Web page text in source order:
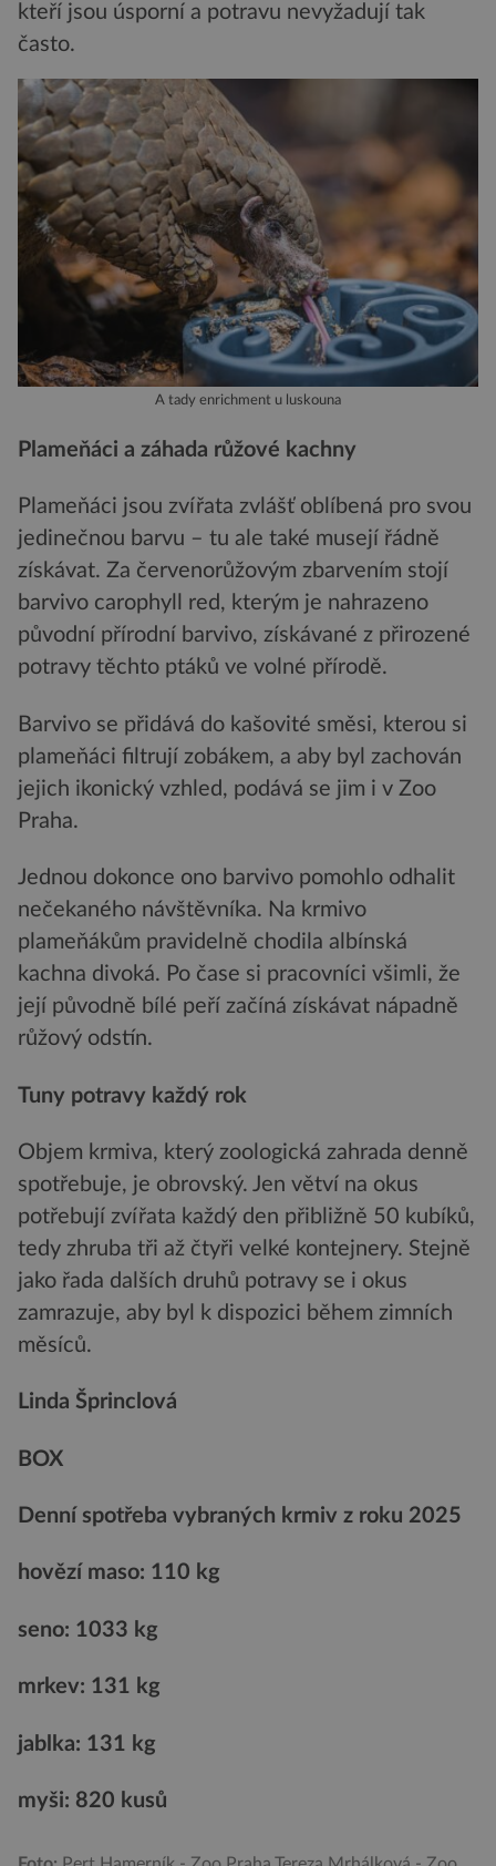
kteří jsou úsporní a potravu nevyžadují tak
často.
A tady enrichment u luskouna
Plameňáci a záhada růžové kachny
Plameňáci jsou zvířata zvlášť oblíbená pro svou
jedinečnou barvu – tu ale také musejí řádně
získávat. Za červenorůžovým zbarvením stojí
barvivo carophyll red, kterým je nahrazeno
původní přírodní barvivo, získávané z přirozené
potravy těchto ptáků ve volné přírodě.
Barvivo se přidává do kašovité směsi, kterou si
plameňáci filtrují zobákem, a aby byl zachován
jejich ikonický vzhled, podává se jim i v Zoo
Praha.
Jednou dokonce ono barvivo pomohlo odhalit
nečekaného návštěvníka. Na krmivo
plameňákům pravidelně chodila albínská
kachna divoká. Po čase si pracovníci všimli, že
její původně bílé peří začíná získávat nápadně
růžový odstín.
Tuny potravy každý rok
Objem krmiva, který zoologická zahrada denně
spotřebuje, je obrovský. Jen větví na okus
potřebují zvířata každý den přibližně 50 kubíků,
tedy zhruba tři až čtyři velké kontejnery. Stejně
jako řada dalších druhů potravy se i okus
zamrazuje, aby byl k dispozici během zimních
měsíců.
Linda Šprinclová
BOX
Denní spotřeba vybraných krmiv z roku 2025
hovězí maso: 110 kg
seno: 1033 kg
mrkev: 131 kg
jablka: 131 kg
myši: 820 kusů